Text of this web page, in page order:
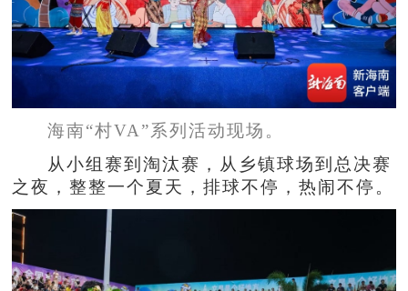
海南“村VA”系列活动现场。
从小组赛到淘汰赛，从乡镇球场到总决赛
之夜，整整一个夏天，排球不停，热闹不停。